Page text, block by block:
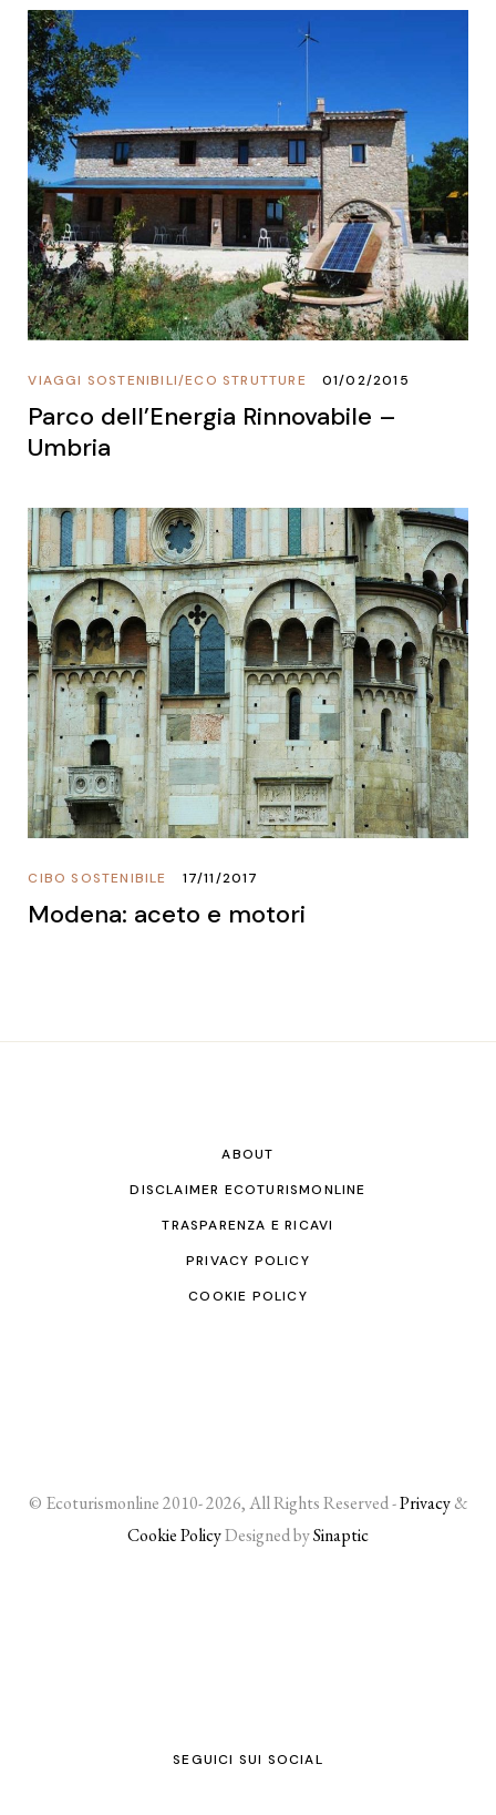
ECO STRUTTURE
/
VIAGGI SOSTENIBILI 01/02/2015
Parco dell’Energia Rinnovabile –
Umbria
CIBO SOSTENIBILE 17/11/2017
Modena: aceto e motori
ABOUT
DISCLAIMER ECOTURISMONLINE
TRASPARENZA E RICAVI
PRIVACY POLICY
COOKIE POLICY
© Ecoturismonline 2010- 2026, All Rights Reserved -Privacy&
Cookie PolicyDesigned bySinaptic
SEGUICI SUI SOCIAL